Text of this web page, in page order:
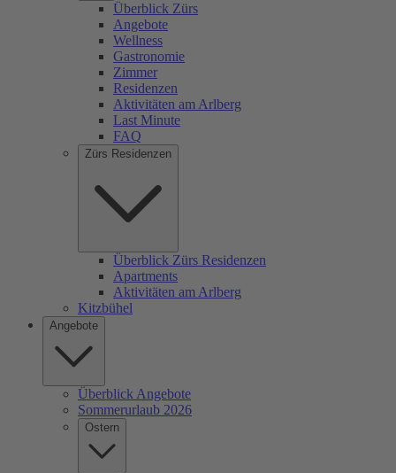
Überblick Zürs
Angebote
Wellness
Gastronomie
Zimmer
Residenzen
Aktivitäten am Arlberg
Last Minute
FAQ
Zürs Residenzen
Überblick Zürs Residenzen
Apartments
Aktivitäten am Arlberg
Kitzbühel
Angebote
Überblick Angebote
Sommerurlaub 2026
Ostern